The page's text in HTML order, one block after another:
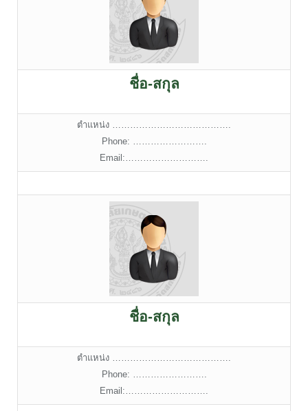
ชื่อ-สกุล
ตำแหน่ง ………………………………….
Phone: …………………….
Email:……………………….
ชื่อ-สกุล
ตำแหน่ง ………………………………….
Phone: …………………….
Email:……………………….